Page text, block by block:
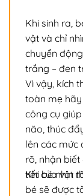
Khi sinh ra,
vật và chỉ
chuyển
trắng – đen
Vì vậy, kích
toàn mẹ
công cụ
não, thúc
lên các mức
rõ, nhận
tiết của vật
Khi bé nhìn
bé sẽ được